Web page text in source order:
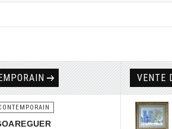
VENTE